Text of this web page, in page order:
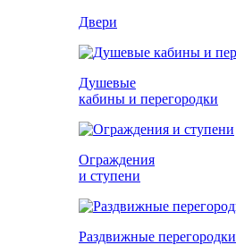
Двери
Душевые
кабины и перегородки
Ограждения
и ступени
Раздвижные перегородки